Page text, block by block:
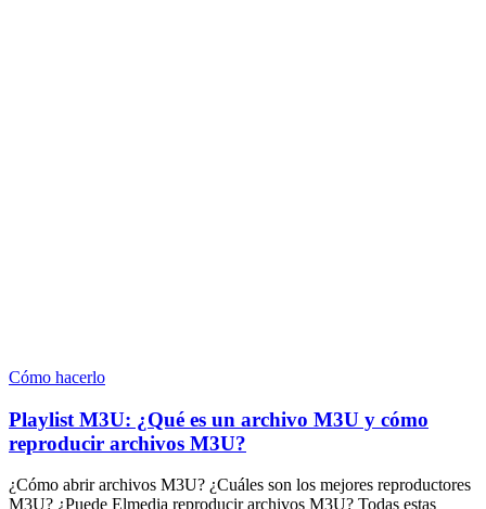
Cómo hacerlo
Playlist M3U: ¿Qué es un archivo M3U y cómo
reproducir archivos M3U?
¿Cómo abrir archivos M3U? ¿Cuáles son los mejores reproductores
M3U? ¿Puede Elmedia reproducir archivos M3U? Todas estas